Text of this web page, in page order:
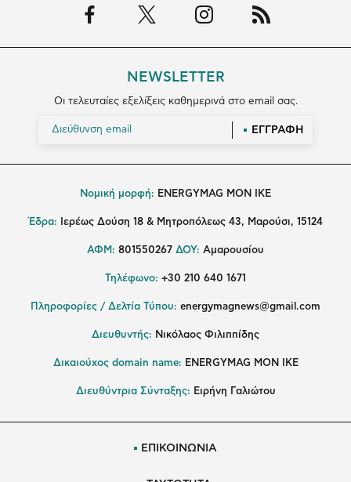
NEWSLETTER
Οι τελευταίες εξελίξεις καθημερινά στο email σας.
ΕΓΓΡΑΦΗ
Νομική μορφή: ENERGYMAG MON IKE
Έδρα: Ιερέως Δούση 18 & Μητροπόλεως 43, Μαρούσι, 15124
ΑΦΜ: 801550267 ΔΟΥ: Αμαρουσίου
Τηλέφωνο: +30 210 640 1671
Πληροφορίες / Δελτία Τύπου: energymagnews@gmail.com
Διευθυντής: Νικόλαος Φιλιππίδης
Δικαιούχος domain name: ENERGYMAG ΜΟΝ ΙΚΕ
Διευθύντρια Σύνταξης: Ειρήνη Γαλιώτου
ΕΠΙΚΟΙΝΩΝΙΑ